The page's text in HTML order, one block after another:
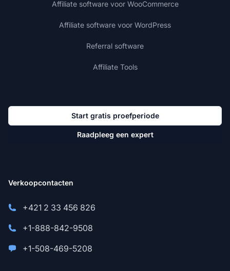
Affiliate software voor WooCommerce
Affiliate software voor WordPress
Referral software
Affiliate Tools
Start gratis proefperiode
Raadpleeg een expert
Verkoopcontacten
+421 2 33 456 826
+1-888-842-9508
+1-508-469-5208